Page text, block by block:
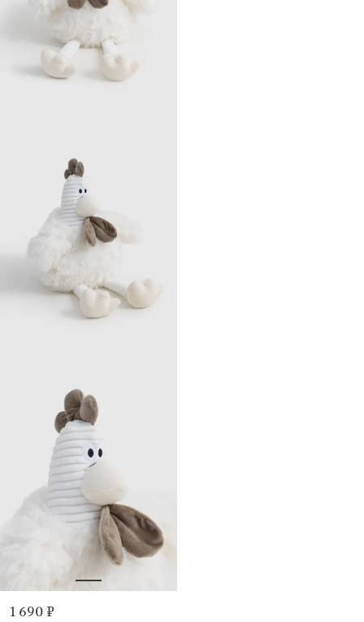
1 690 ₽